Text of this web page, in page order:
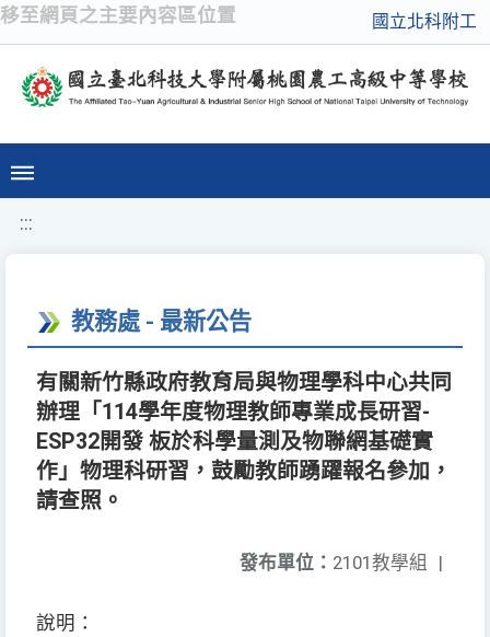
移至網頁之主要內容區位置 國立北科附工
:::
教務處 - 最新公告
有關新竹縣政府教育局與物理學科中心共同
辦理「114學年度物理教師專業成長研習-
ESP32開發 板於科學量測及物聯網基礎實
作」物理科研習，鼓勵教師踴躍報名參加，
請查照。
發布單位： 2101教學組 |
說明：